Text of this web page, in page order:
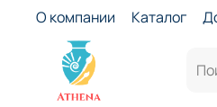
О компании Каталог